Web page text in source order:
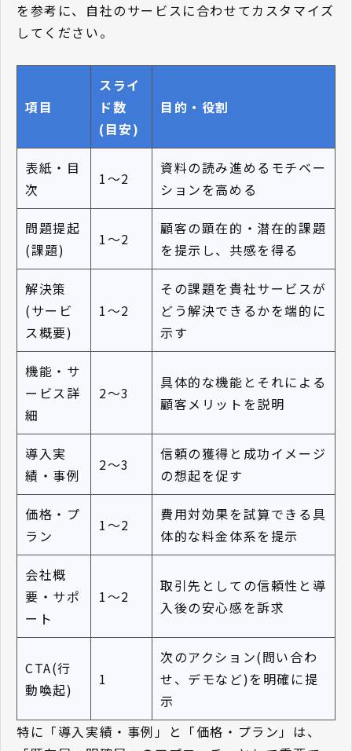
を参考に、自社のサービスに合わせてカスタマイズ
してください。
項目
スライ
ド数
(目安)
目的・役割
表紙・目
次
1〜2
資料の読み進めるモチベー
ションを高める
問題提起
(課題)
1〜2
顧客の顕在的・潜在的課題
を提示し、共感を得る
解決策
(サービ
ス概要)
1〜2
その課題を貴社サービスが
どう解決できるかを端的に
示す
機能・サ
ービス詳
細
2〜3
具体的な機能とそれによる
顧客メリットを説明
導入実
績・事例
2〜3
信頼の獲得と成功イメージ
の想起を促す
価格・プ
ラン
1〜2
費用対効果を試算できる具
体的な料金体系を提示
会社概
要・サポ
ート
1〜2
取引先としての信頼性と導
入後の安心感を訴求
CTA(行
動喚起)
1
次のアクション(問い合わ
せ、デモなど)を明確に提
示
特に「導入実績・事例」と「価格・プラン」は、